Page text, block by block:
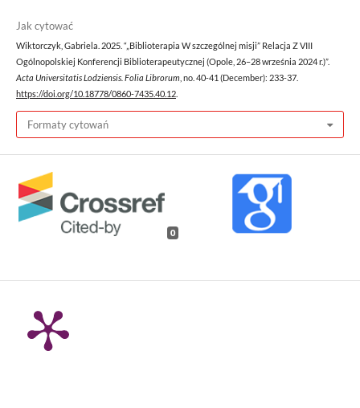
Jak cytować
Wiktorczyk, Gabriela. 2025. “„Biblioterapia W szczególnej misji” Relacja Z VIII
Ogólnopolskiej Konferencji Biblioterapeutycznej (Opole, 26–28 września 2024 r.)”.
Acta Universitatis Lodziensis. Folia Librorum , no. 40-41 (December): 233-37.
https://doi.org/10.18778/0860-7435.40.12
Formaty cytowań
0